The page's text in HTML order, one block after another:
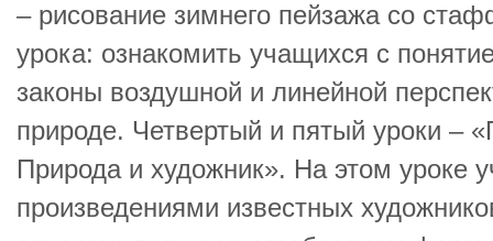
– рисование зимнего пейзажа со
урока: ознакомить учащихся с
законы воздушной и линейной
природе. Четвертый и пятый уроки –
Природа и художник». На этом уроке
произведениями известных